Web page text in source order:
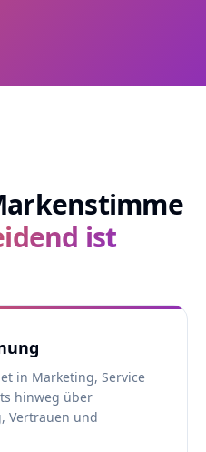
ist
in Marketing, Service
hinweg über
Vertrauen und